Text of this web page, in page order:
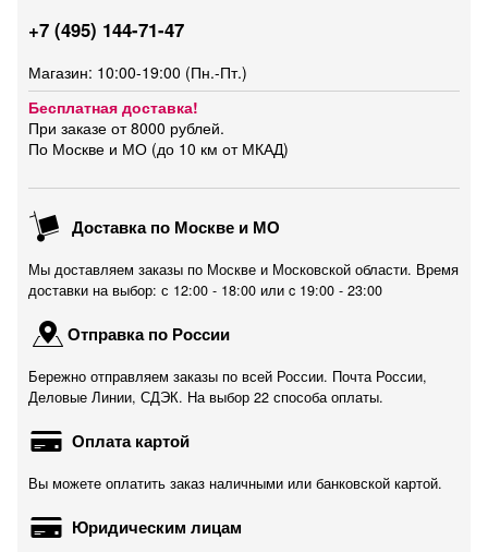
+7 (495) 144-71-47
Магазин: 10:00-19:00 (Пн.-Пт.)
Бесплатная доставка!
При заказе от 8000 рублей.
По Москве и МО (до 10 км от МКАД)
Доставка по Москве и МО
Мы доставляем заказы по Москве и Московской области. Время
доставки на выбор: с 12:00 - 18:00 или c 19:00 - 23:00
Отправка по России
Бережно отправляем заказы по всей России. Почта России,
Деловые Линии, СДЭК. На выбор 22 способа оплаты.
Оплата картой
Вы можете оплатить заказ наличными или банковской картой.
Юридическим лицам